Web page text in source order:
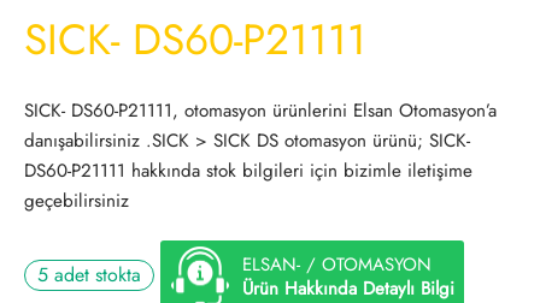
SICK- DS60-P21111
SICK- DS60-P21111, otomasyon ürünlerini Elsan Otomasyon’a
danışabilirsiniz .SICK > SICK DS otomasyon ürünü; SICK-
DS60-P21111 hakkında stok bilgileri için bizimle iletişime
geçebilirsiniz
5 adet stokta
ELSAN- / OTOMASYON
Ürün Hakkında Detaylı Bilgi